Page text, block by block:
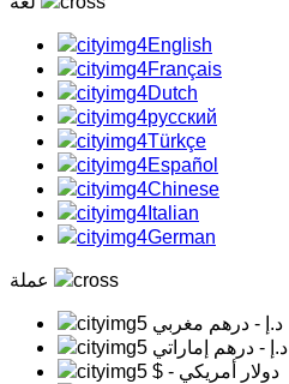
English
Français
Dutch
русский
Türkçe
Español
Chinese
Italian
German
د.إ - درهم مغربي
د.إ - درهم إماراتي
$
- دولار أمريكي